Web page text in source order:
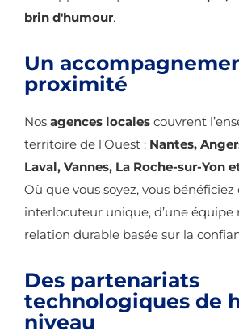
brin d'humour.
Un
proximité
Nos agences locales couvrent
territoire de l’Ouest : Nantes,
Laval, Vannes, La Roche-sur-Yon
Où que vous soyez, vous bénéficiez
interlocuteur unique, d’une équipe
relation durable basée sur la
Des partenariats
technologiques de
niveau